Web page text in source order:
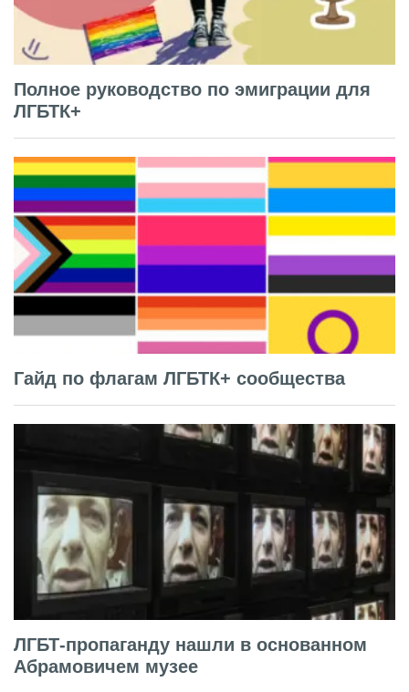
Полное руководство по эмиграции для
ЛГБТК+
Гайд по флагам ЛГБТК+ сообщества
ЛГБТ-пропаганду нашли в основанном
Абрамовичем музее